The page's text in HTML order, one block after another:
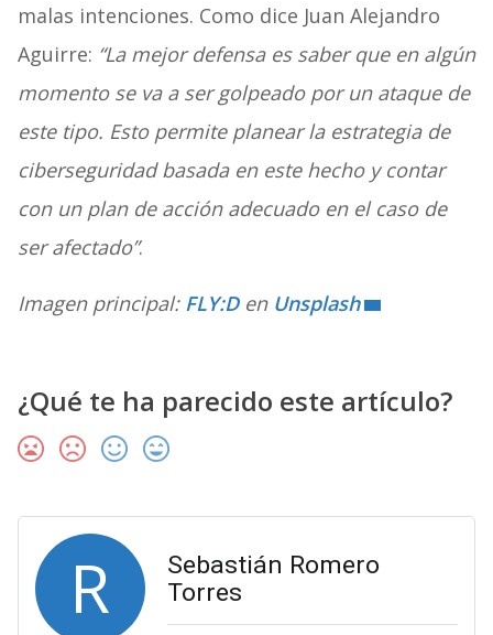
malas intenciones. Como dice Juan Alejandro
Aguirre: “La mejor defensa es saber que en algún
momento se va a ser golpeado por un ataque de
este tipo. Esto permite planear la estrategia de
ciberseguridad basada en este hecho y contar
con un plan de acción adecuado en el caso de
ser afectado”.
Imagen principal: FLY:Den Unsplash
¿Qué te ha parecido este artículo?
R
Sebastián Romero
Torres